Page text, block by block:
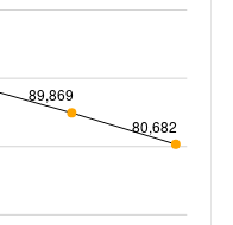
89,869
80,682